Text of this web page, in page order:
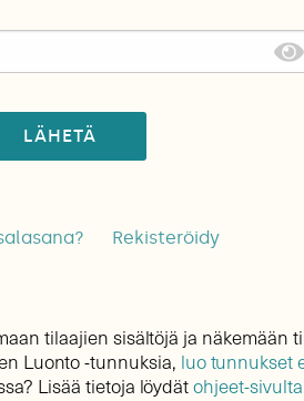
LÄHETÄ
Rekisteröidy
tilaajien sisältöjä ja näkemään
Luonto -tunnuksia, luo tunnukset
Lisää tietoja löydätohjeet-sivulta